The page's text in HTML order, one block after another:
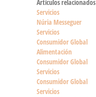
Artículos relacionados
Servicios
Núria Messeguer
Servicios
Consumidor Global
Alimentación
Consumidor Global
Servicios
Consumidor Global
Servicios